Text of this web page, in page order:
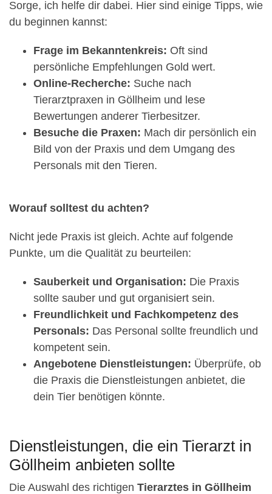
Sorge, ich helfe dir dabei. Hier sind einige Tipps, wie
du beginnen kannst:
Frage im Bekanntenkreis: Oft sind
persönliche Empfehlungen Gold wert.
Online-Recherche: Suche nach
Tierarztpraxen in Göllheim und lese
Bewertungen anderer Tierbesitzer.
Besuche die Praxen: Mach dir persönlich ein
Bild von der Praxis und dem Umgang des
Personals mit den Tieren.
Worauf solltest du achten?
Nicht jede Praxis ist gleich. Achte auf folgende
Punkte, um die Qualität zu beurteilen:
Sauberkeit und Organisation: Die Praxis
sollte sauber und gut organisiert sein.
Freundlichkeit und Fachkompetenz des
Personals: Das Personal sollte freundlich und
kompetent sein.
Angebotene Dienstleistungen: Überprüfe, ob
die Praxis die Dienstleistungen anbietet, die
dein Tier benötigen könnte.
Dienstleistungen, die ein Tierarzt in
Göllheim anbieten sollte
Die Auswahl des richtigen Tierarztes in Göllheim